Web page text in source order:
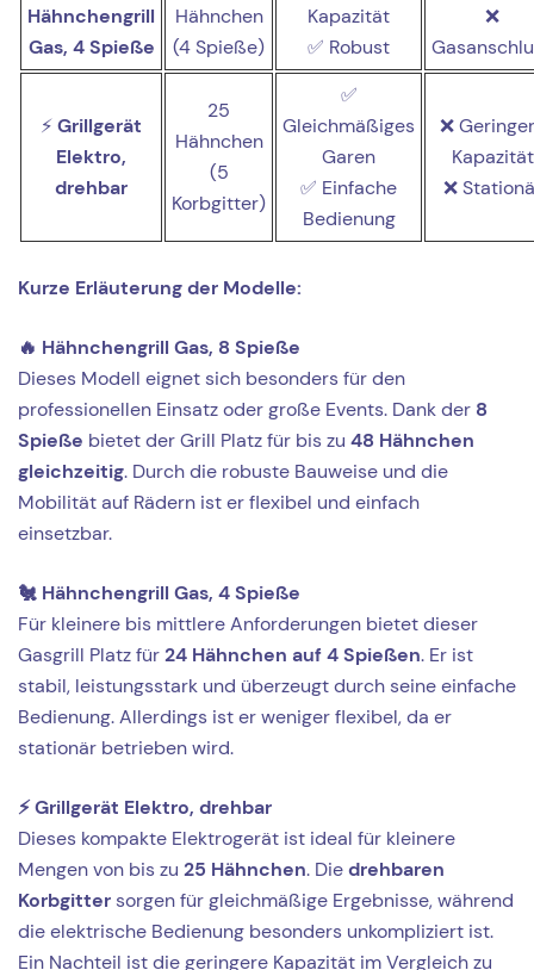
Hähnchengrill
Gas, 4 Spieße
Hähnchen
(4 Spieße)
Kapazität
✅ Robust
❌
⚡Grillgerät
Elektro,
drehbar
25
Hähnchen
(5
Korbgitter)
✅
Gleichmäßiges
Garen
✅ Einfache
Bedienung
❌
Kapazität
❌
Kurze Erläuterung der Modelle:
🔥 Hähnchengrill Gas, 8 Spieße
Dieses Modell eignet sich besonders für den
professionellen Einsatz oder große Events. Dank der 8
Spieße bietet der Grill Platz für bis zu 48 Hähnchen
gleichzeitig. Durch die robuste Bauweise und die
Mobilität auf Rädern ist er flexibel und einfach
einsetzbar.
🐔 Hähnchengrill Gas, 4 Spieße
Für kleinere bis mittlere Anforderungen bietet dieser
Gasgrill Platz für24 Hähnchen auf 4 Spießen. Er ist
stabil, leistungsstark und überzeugt durch seine einfache
Bedienung. Allerdings ist er weniger flexibel, da er
stationär betrieben wird.
⚡ Grillgerät Elektro, drehbar
Dieses kompakte Elektrogerät ist ideal für kleinere
Mengen von bis zu 25 Hähnchen. Diedrehbaren
Korbgittersorgen für gleichmäßige Ergebnisse, während
die elektrische Bedienung besonders unkompliziert ist.
Ein Nachteil ist die geringere Kapazität im Vergleich zu